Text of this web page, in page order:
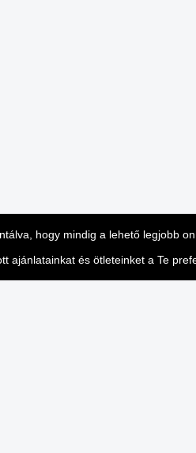
hogy mindig a lehető legjobb
ajánlatainkat és ötleteinket a Te